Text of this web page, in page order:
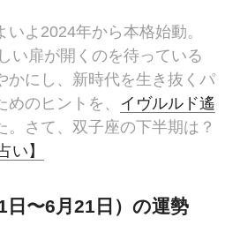
いよ2024年から本格始動。
い扉が開くのを待っている
かにし、新時代を生き抜くパ
のヒントを、 イヴルルド遙
。さて、双子座の下半期は？
い】
日〜6月21日）の運勢